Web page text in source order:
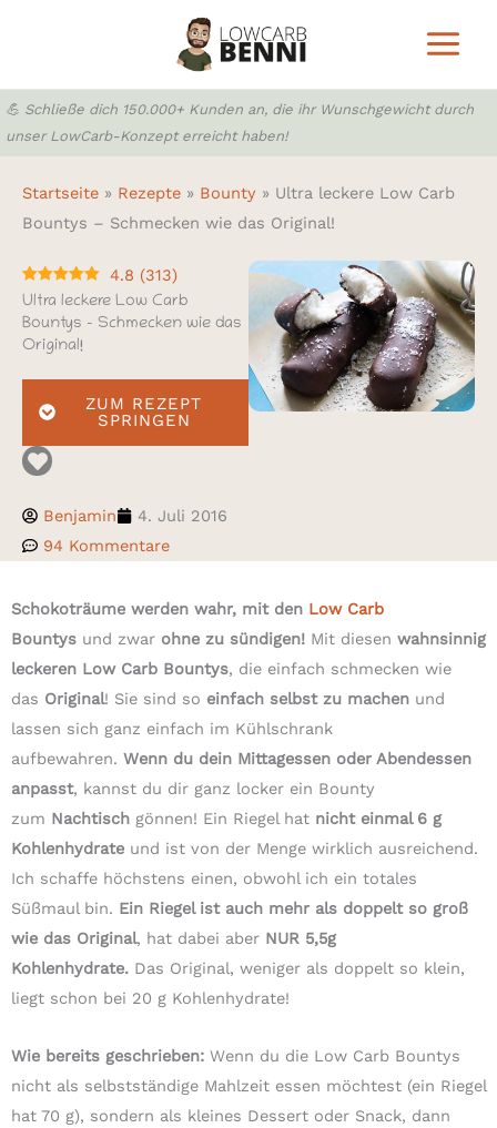
💪 Schließe dich 150.000+ Kunden an, die ihr Wunschgewicht durch
unser LowCarb-Konzept erreicht haben!
Startseite » Rezepte » Bounty » Ultra leckere Low Carb
Bountys – Schmecken wie das Original!
4.8 (313)
Ultra leckere Low Carb
Bountys – Schmecken wie das
Original!
ZUM REZEPT
SPRINGEN
Benjamin
4. Juli 2016
94 Kommentare
Schokoträume werden wahr, mit den Low Carb
Bountys und zwar ohne zu sündigen! Mit diesen wahnsinnig
leckeren Low Carb Bountys, die einfach schmecken wie
das Original! Sie sind so einfach selbst zu machen und
lassen sich ganz einfach im Kühlschrank
aufbewahren. Wenn du dein Mittagessen oder Abendessen
anpasst, kannst du dir ganz locker ein Bounty
zum Nachtisch gönnen! Ein Riegel hat nicht einmal 6 g
Kohlenhydrate und ist von der Menge wirklich ausreichend.
Ich schaffe höchstens einen, obwohl ich ein totales
Süßmaul bin. Ein Riegel ist auch mehr als doppelt so groß
wie das Original, hat dabei aber NUR 5,5g
Kohlenhydrate. Das Original, weniger als doppelt so klein,
liegt schon bei 20 g Kohlenhydrate!
Wie bereits geschrieben: Wenn du die Low Carb Bountys
nicht als selbstständige Mahlzeit essen möchtest (ein Riegel
hat 70 g), sondern als kleines Dessert oder Snack, dann